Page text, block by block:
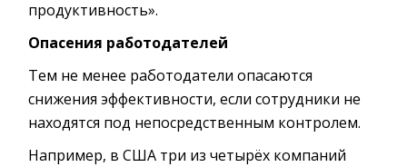
продуктивность».
Опасения работодателей
Тем не менее работодатели опасаются
снижения эффективности, если сотрудники не
находятся под непосредственным контролем.
Например, в США три из четырёх компаний